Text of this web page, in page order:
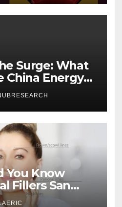
Surge: What
China Energy
Growth
You Know
Fillers San